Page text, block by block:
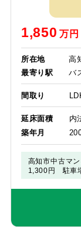
1,850 万円
所在地
高
最寄り駅
バ
間取り
延床面積
内
築年月
高知市中古マ
1,300円 駐車